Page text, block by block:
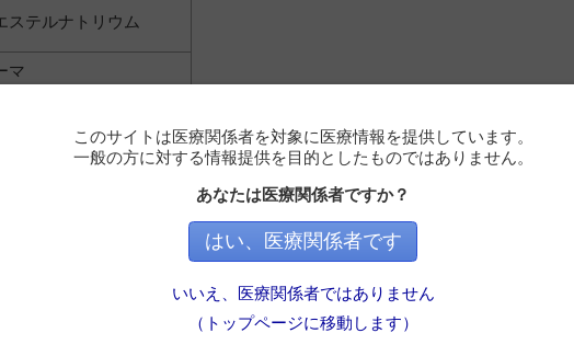
ステルナトリウム
マ
副腎皮
このサイトは医療関係者を対象に医療情報を提供しています。
一般の方に対する情報提供を目的としたものではありません。
あなたは医療関係者ですか？
はい、医療関係者です
いいえ、医療関係者ではありません
（トップページに移動します）